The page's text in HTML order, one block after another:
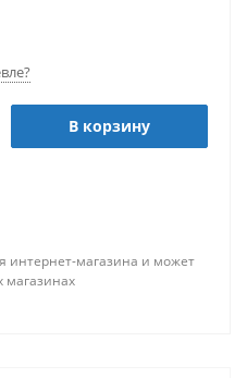
В корзину
интернет-магазина и может
магазинах